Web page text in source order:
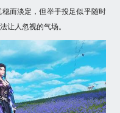
而淡定，但举手投足似乎随时
让人忽视的气场。